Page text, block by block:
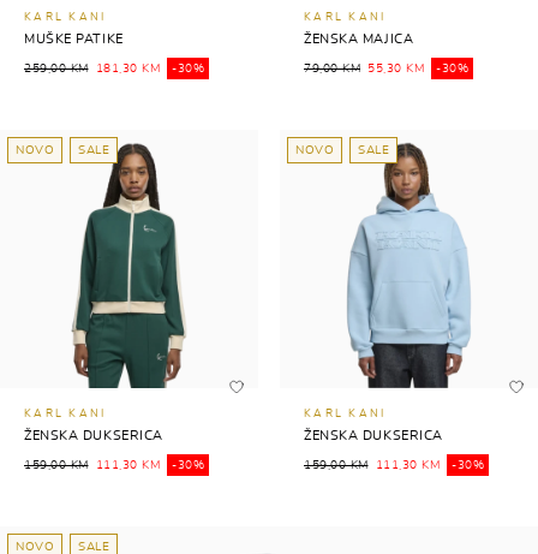
KARL KANI
MUŠKE PATIKE
259,00 KM 181,30 KM -30%
KARL KANI
ŽENSKA MAJICA
79,00 KM 55,30 KM -30%
NOVO SALE
KARL KANI
ŽENSKA DUKSERICA
159,00 KM 111,30 KM -30%
NOVO SALE
KARL KANI
ŽENSKA DUKSERICA
159,00 KM 111,30 KM -30%
NOVO SALE